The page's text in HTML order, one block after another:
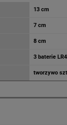
13 cm
7 cm
8 cm
3 baterie
tworzywo